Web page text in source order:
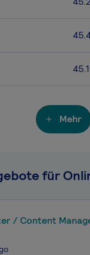
Mehr
für
/ Content